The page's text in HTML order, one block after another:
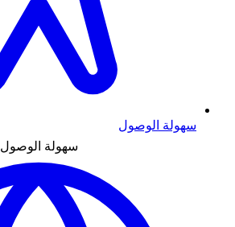
سهولة الوصول
سهولة الوصول